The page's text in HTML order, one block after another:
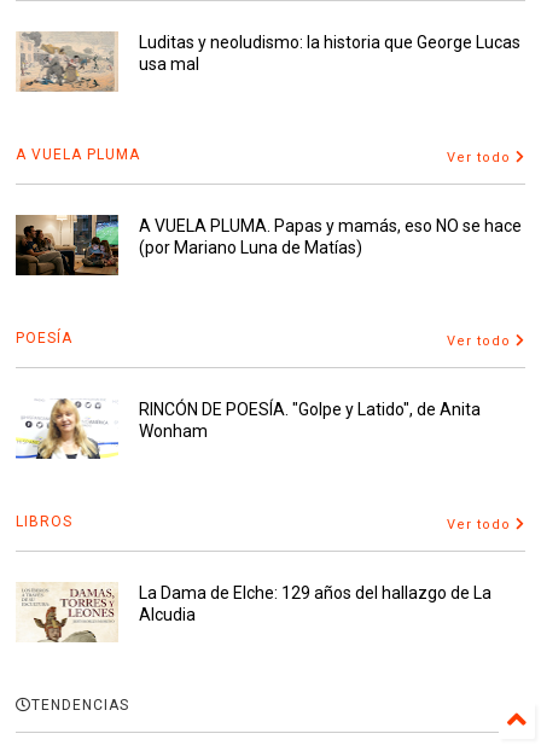
Luditas y neoludismo: la historia que George Lucas
usa mal
A VUELA PLUMA Ver todo
A VUELA PLUMA. Papas y mamás, eso NO se hace
(por Mariano Luna de Matías)
POESÍA Ver todo
RINCÓN DE POESÍA. "Golpe y Latido", de Anita
Wonham
LIBROS Ver todo
La Dama de Elche: 129 años del hallazgo de La
Alcudia
TENDENCIAS